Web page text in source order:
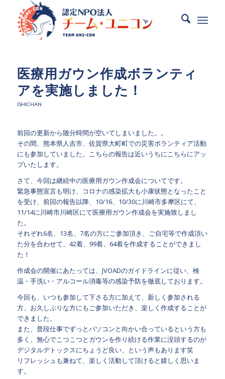
医療用ガウン作成ボランティ
アを実施しました！
ISHICHAN
前回の更新から随分時間が空いてしまいました。。
その間、熊本県人吉市、佐賀県大町町での災害ボランティア活動
にも参加していました。こちらの報告は近いうちにこちらにアッ
プいたします。
さて、今回は継続中の医療用ガウン作成会についてです。
緊急事態宣言も明け、コロナの感染拡大も小康状態となったこと
を受け、前回の報告以降、10/16、10/30に川崎市多摩区にて、
11/14に川崎市川崎区にて医療用ガウン作成会を実施致しまし
た。
それぞれ6名、13名、7名の方にご参加頂き、ご自宅等で作成頂い
た分を合わせて、42着、99着、64着を作成することができまし
た！
作成会の開催にあたっては、JVOADのガイドラインに従い、検
温・手洗い・アルコール消毒等の感染予防を徹底しております。
今回も、いつも参加して下さる方に加えて、新しく参加される
方、お久しぶりな方にもご参加いただき、楽しく作成することが
できました。
また、普段仕事でずっとパソコンと向かい合っているという方も
多く、無心でこつこつとガウンを作り続ける作業に没頭するのが
デジタルデトックスにちょうど良い、という声もあります笑
リフレッシュも兼ねて、楽しく活動して頂けると嬉しく思いま
す。